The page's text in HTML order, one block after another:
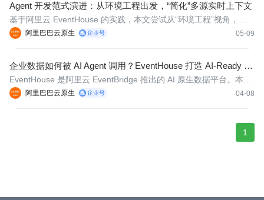
Agent 开发范式演进：从环境工程出发，“简化”多源实时上下文
阿里巴巴云原生 05-09
基于阿里云 EventHouse 的实践，本文尝试从“环境工程”视角，重
新理解企业级 Agent 上下文构建问题，并围绕信息完备性、感官管
企业数据如何被 AI Agent 调用？EventHouse 打造 AI-Ready 数
据底座
阿里巴巴云原生 04-08
EventHouse 是阿里云 EventBridge 推出的 AI 原生数据平台。本文
将深入剖析 EventHouse 的核心能力及其在人工智能时代下的定
1